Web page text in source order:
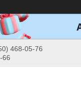
468-05-76
66